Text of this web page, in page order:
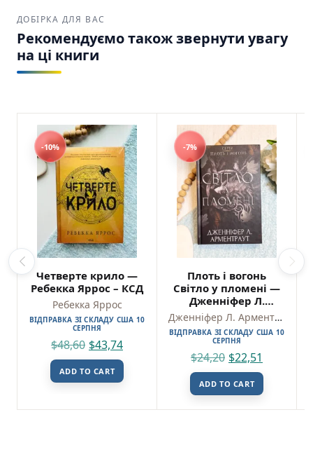
ДОБІРКА ДЛЯ ВАС
Рекомендуємо також звернути увагу
на ці книги
-10%
Четверте крило —
Ребекка Яррос – КСД
Ребекка Яррос
ВІДПРАВКА ЗІ СКЛАДУ США 10
СЕРПНЯ
$48,60 $43,74
ADD TO CART
-7%
Плоть і вогонь
Світло у пломені —
Дженніфер Л.
Арментраут —
BookChef
Дженніфер Л. Арментраут
ВІДПРАВКА ЗІ СКЛАДУ США 10
СЕРПНЯ
$24,20 $22,51
ADD TO CART